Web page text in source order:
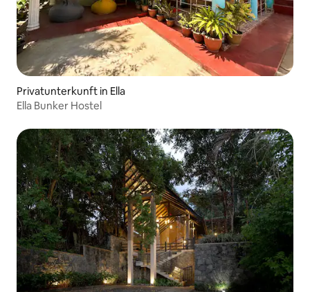
Privatunterkunft in Ella
Ella Bunker Hostel